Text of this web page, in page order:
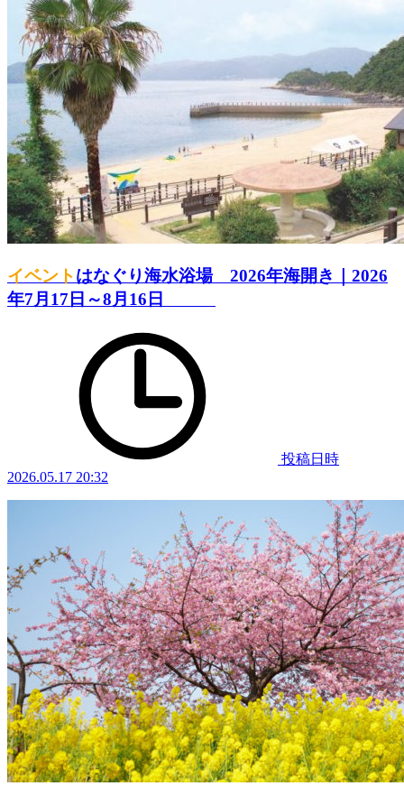
イベントはなぐり海水浴場 2026年海開き｜2026
年7月17日～8月16日
投稿日時
2026.05.17 20:32